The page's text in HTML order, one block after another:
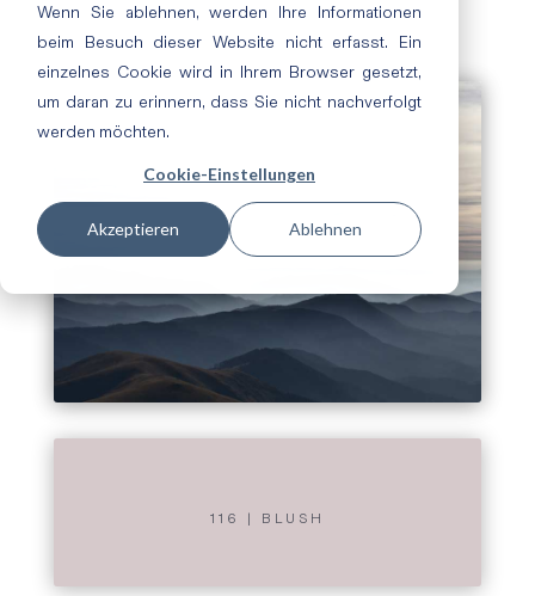
Wenn Sie ablehnen, werden Ihre Informationen
beim Besuch dieser Website nicht erfasst. Ein
einzelnes Cookie wird in Ihrem Browser gesetzt,
um daran zu erinnern, dass Sie nicht nachverfolgt
werden möchten.
Cookie-Einstellungen
Akzeptieren Ablehnen
116 | BLUSH